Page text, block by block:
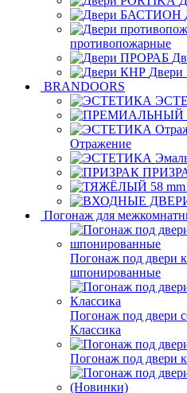
противопожарные
BRANDOORS
Отражение
Погонаж для
Погонаж под двери
шпонированные
Погонаж под двери
Классика
Погонаж под двери